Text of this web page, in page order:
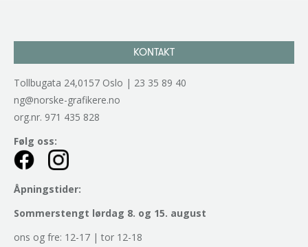
KONTAKT
Tollbugata 24,0157 Oslo | 23 35 89 40
ng@norske-grafikere.no
org.nr. 971 435 828
Følg oss:
Åpningstider:
Sommerstengt lørdag 8. og 15. august
ons og fre: 12-17 | tor 12-18